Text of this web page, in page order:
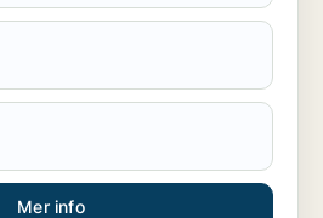
Mer info